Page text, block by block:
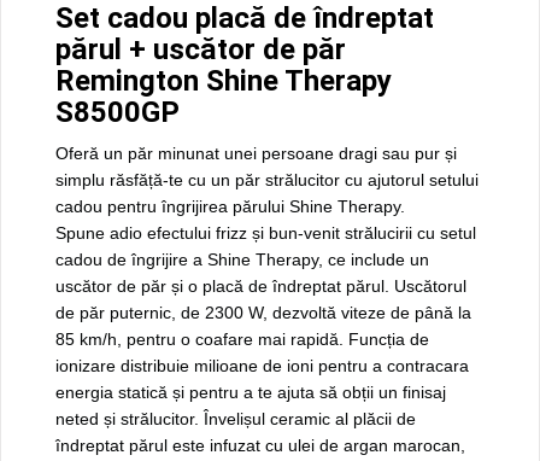
Set cadou placă de îndreptat
părul + uscător de păr
Remington Shine Therapy
S8500GP
Oferă un păr minunat unei persoane dragi sau pur și
simplu răsfăță-te cu un păr strălucitor cu ajutorul setului
cadou pentru îngrijirea părului Shine Therapy.
Spune adio efectului frizz și bun-venit strălucirii cu setul
cadou de îngrijire a Shine Therapy, ce include un
uscător de păr și o placă de îndreptat părul. Uscătorul
de păr puternic, de 2300 W, dezvoltă viteze de până la
85 km/h, pentru o coafare mai rapidă. Funcția de
ionizare distribuie milioane de ioni pentru a contracara
energia statică și pentru a te ajuta să obții un finisaj
neted și strălucitor. Învelișul ceramic al plăcii de
îndreptat părul este infuzat cu ulei de argan marocan,